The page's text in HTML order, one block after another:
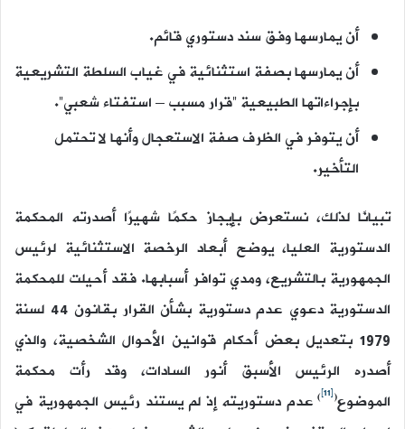
أن يمارسها وفق سند دستوري قائم.
أن يمارسها بصفة استثنائية في غياب السلطة التشريعية
بإجراءاتها الطبيعية “قرار مسبب – استفتاء شعبي”.
أن يتوفر في الظرف صفة الاستعجال وأنها لا تحتمل
التأخير.
تبيانًا لذلك، نستعرض بإيجاز حكمًا شهيرًا أصدرته المحكمة
الدستورية العليا، يوضح أبعاد الرخصة الاستثنائية لرئيس
الجمهورية بالتشريع، ومدي توافر أسبابها. فقد أحيلت للمحكمة
الدستورية دعوي عدم دستورية بشأن القرار بقانون 44 لسنة
1979 بتعديل بعض أحكام قوانين الأحوال الشخصية، والذي
أصدره الرئيس الأسبق أنور السادات، وقد رأت محكمة
الموضوع(
[11]
) عدم دستوريته إذ لم يستند رئيس الجمهورية في